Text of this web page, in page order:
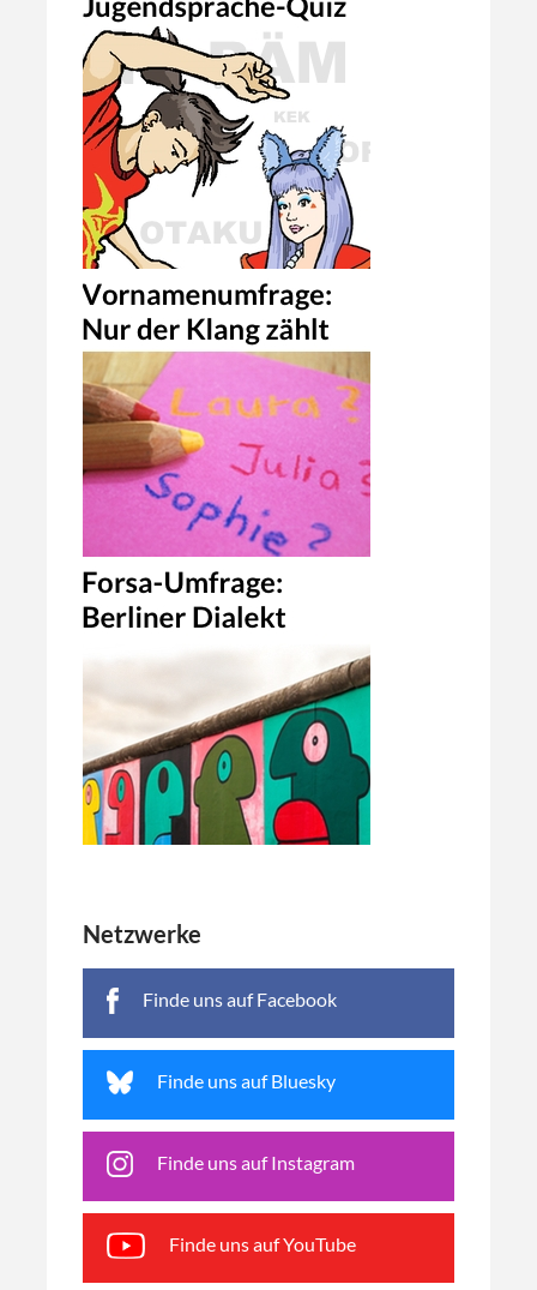
Netzwerke
Finde uns auf Facebook
Finde uns auf Bluesky
Finde uns auf Instagram
Finde uns auf YouTube